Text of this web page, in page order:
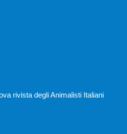
rivista degli Animalisti Italiani